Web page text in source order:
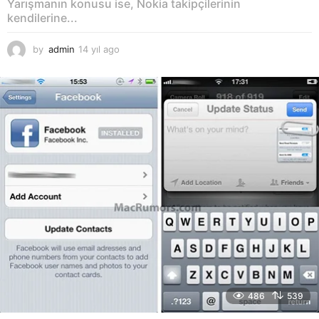
Yarışmanın konusu ise, Nokia takipçilerinin
kendilerine...
by admin 14 yıl ago
y
ı
a
g
486 539